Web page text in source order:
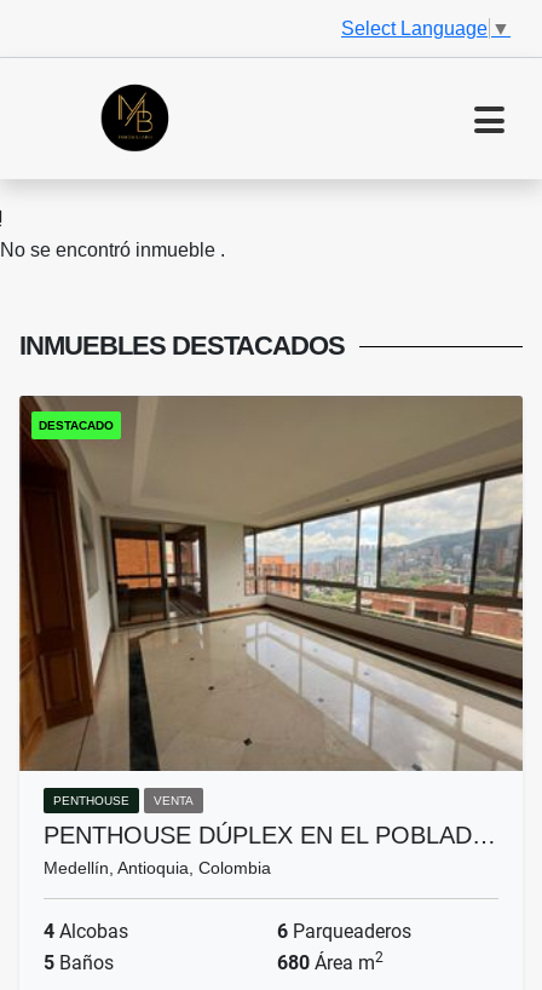
Select Language ▼
No se encontró inmueble .
INMUEBLES DESTACADOS
DESTACADO
PENTHOUSE VENTA
PENTHOUSE DÚPLEX EN EL POBLAD…
Medellín, Antioquia, Colombia
4 Alcobas 6 Parqueaderos
5 Baños 680 Área m2